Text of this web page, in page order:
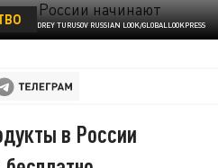
© ANDREY TURUSOV RUSSIAN LOOK/GLOBALLOOKPRESS
в России